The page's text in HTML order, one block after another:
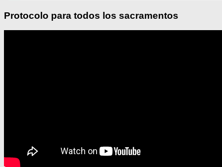
Protocolo para todos los sacramentos